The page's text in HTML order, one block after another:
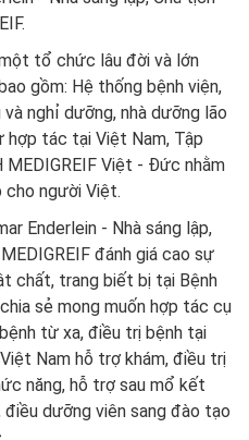
tổ chức lâu đời và lớn
gồm: Hệ thống bệnh viện,
nghỉ dưỡng, nhà dưỡng lão
hợp tác tại Việt Nam, Tập
Việt - Đức nhằm
cho người Việt.
Enderlein - Nhà sáng lập,
đánh giá cao sự
chất, trang biết bị tại Bệnh
sẻ mong muốn hợp tác cụ
từ xa, điều trị bệnh tại
Nam hỗ trợ khám, điều trị
năng, hỗ trợ sau mổ kết
dưỡng viên sang đào tạo